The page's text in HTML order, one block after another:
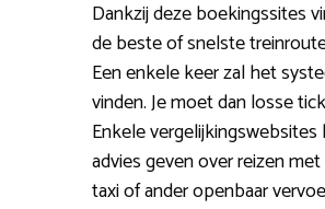
Dankzij deze boekingssites
de beste of snelste
Een enkele keer zal het
vinden. Je moet dan losse
Enkele
advies geven over reizen
taxi of ander openbaar